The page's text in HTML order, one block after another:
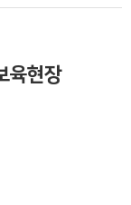
육현장